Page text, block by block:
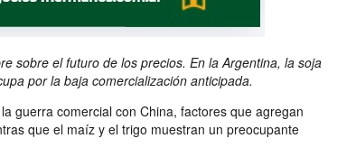
sobre el futuro de los precios. En la Argentina, la soja
por la baja comercialización anticipada.
guerra comercial con China, factores que agregan
que el maíz y el trigo muestran un preocupante